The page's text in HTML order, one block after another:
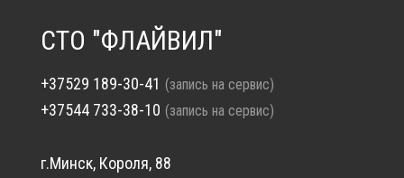
СТО "ФЛАЙВИЛ"
+37529 189-30-41 (запись на сервис)
+37544 733-38-10 (запись на сервис)
г.Минск, Короля, 88